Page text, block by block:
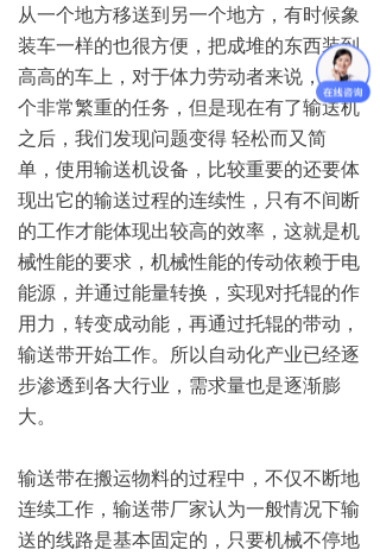
从一个地方移送到另一个地方，有时候象
装车一样的也很方便，把成堆的东西装到
高高的车上，对于体力劳动者来说，是一
个非常繁重的任务，但是现在有了输送机
之后，我们发现问题变得 轻松而又简
单，使用输送机设备，比较重要的还要体
现出它的输送过程的连续性，只有不间断
的工作才能体现出较高的效率，这就是机
械性能的要求，机械性能的传动依赖于电
能源，并通过能量转换，实现对托辊的作
用力，转变成动能，再通过托辊的带动，
输送带开始工作。所以自动化产业已经逐
步渗透到各大行业，需求量也是逐渐膨
大。
输送带在搬运物料的过程中，不仅不断地
连续工作，输送带厂家认为一般情况下输
送的线路是基本固定的，只要机械不停地